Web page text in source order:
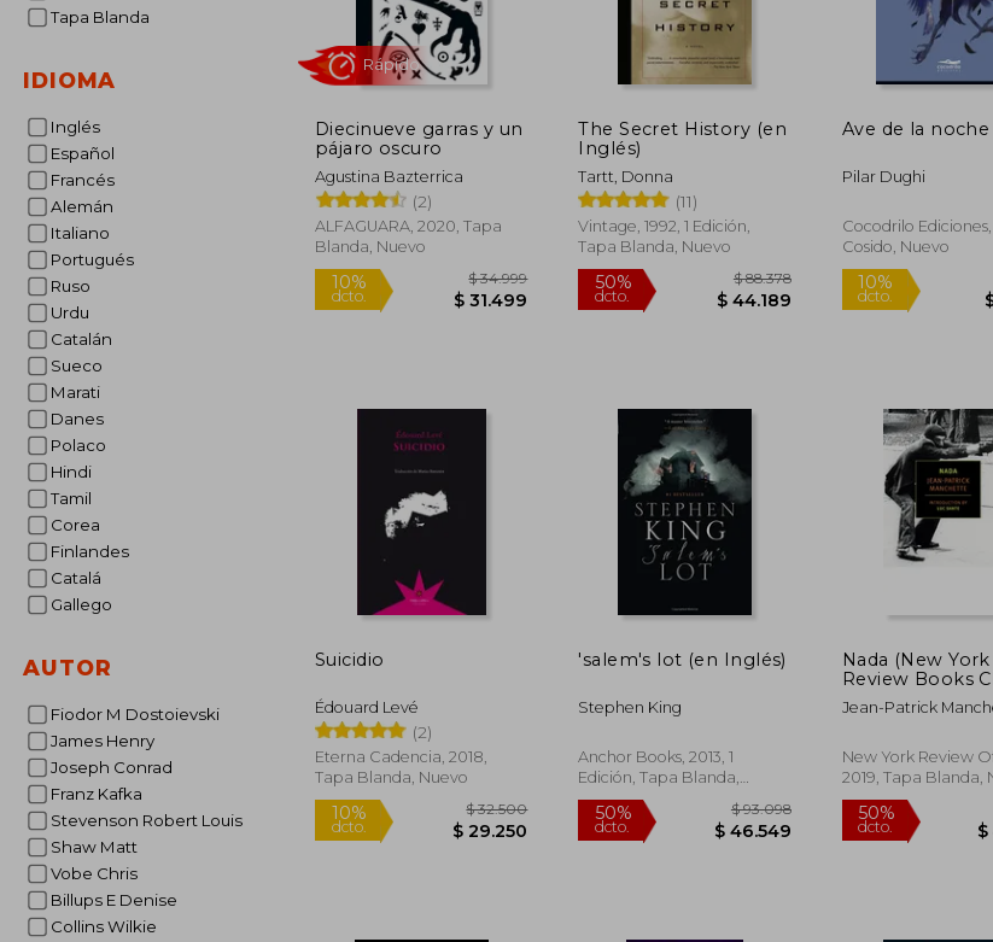
Tapa Blanda
IDIOMA
Inglés
Español
Francés
Alemán
Italiano
Portugués
Ruso
Urdu
Catalán
Sueco
Marati
Danes
Polaco
Hindi
Tamil
Corea
Finlandes
Catalá
Gallego
AUTOR
Fiodor M Dostoievski
James Henry
Joseph Conrad
Franz Kafka
Stevenson Robert Louis
Shaw Matt
Vobe Chris
Billups E Denise
Collins Wilkie
Diecinueve garras y un
pájaro oscuro
Agustina Bazterrica
(2)
ALFAGUARA, 2020, Tapa
Blanda, Nuevo
Rápido
The Secret History (en
Inglés)
Tartt, Donna
(11)
Vintage, 1992, 1 Edición,
Tapa Blanda, Nuevo
Ave de la noche
Pilar Dughi
Cocodrilo Ediciones,
Cosido, Nuevo
Suicidio
Édouard Levé
(2)
Eterna Cadencia, 2018,
Tapa Blanda, Nuevo
'salem's lot (en Inglés)
Stephen King
Anchor Books, 2013, 1
Edición, Tapa Blanda,
Nuevo
Nada (New York
Review Books
(en Inglés)
Jean-Patrick
New York Review
2019, Tapa Blanda,